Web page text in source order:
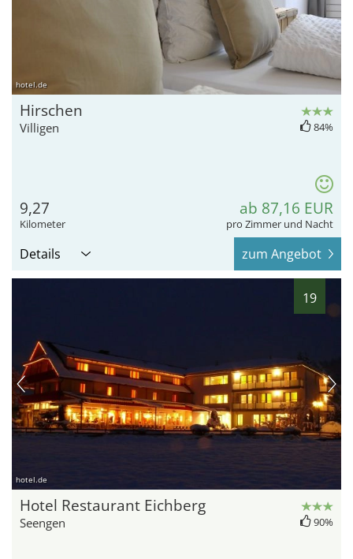
hotel.de
Hirschen
Villigen 84%
9,27
Kilometer
ab 87,16 EUR
pro Zimmer und Nacht
Details zum Angebot
19
hotel.de
Hotel Restaurant Eichberg
Seengen 90%